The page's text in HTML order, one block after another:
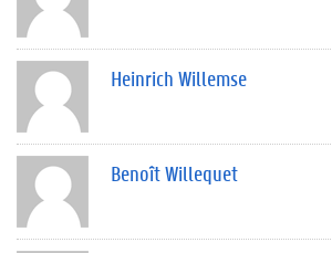
Heinrich Willemse
Benoît Willequet